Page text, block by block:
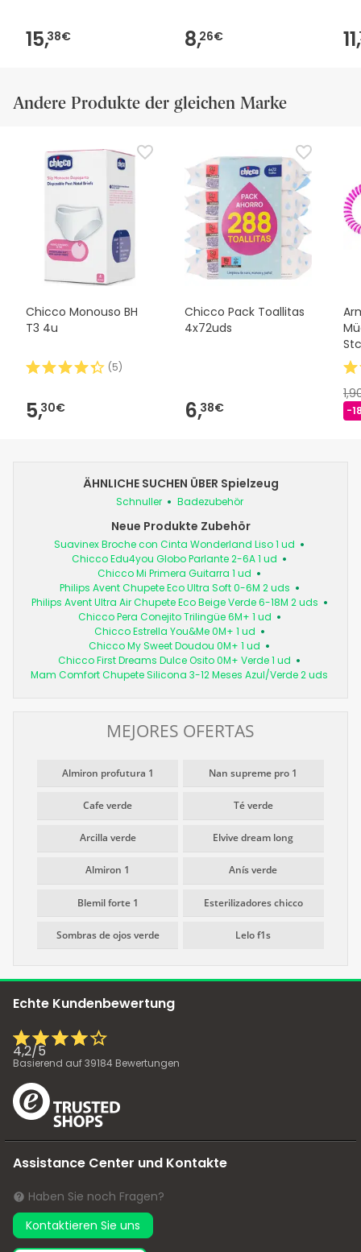
15,38€ 8,26€ 11,
Andere Produkte der gleichen Marke
Chicco Monouso BH
T3 4u
(5)
5,30€
Chicco Pack Toallitas
4x72uds
6,38€ -
ÄHNLICHE SUCHEN ÜBER Spielzeug
Schnuller Badezubehör
Neue Produkte Zubehör
Suavinex Broche con Cinta Wonderland Liso 1 ud
Chicco Edu4you Globo Parlante 2-6A 1 ud
Chicco Mi Primera Guitarra 1 ud
Philips Avent Chupete Eco Ultra Soft 0-6M 2 uds
Philips Avent Ultra Air Chupete Eco Beige Verde 6-18M 2 uds
Chicco Pera Conejito Trilingüe 6M+ 1 ud
Chicco Estrella You&Me 0M+ 1 ud
Chicco My Sweet Doudou 0M+ 1 ud
Chicco First Dreams Dulce Osito 0M+ Verde 1 ud
Mam Comfort Chupete Silicona 3-12 Meses Azul/Verde 2 uds
MEJORES OFERTAS
Almiron profutura 1 Nan supreme pro 1
Cafe verde Té verde
Arcilla verde Elvive dream long
Almiron 1 Anís verde
Blemil forte 1 Esterilizadores chicco
Sombras de ojos verde Lelo f1s
Echte Kundenbewertung
4,2/5
Basierend auf39184 Bewertungen
Assistance Center und Kontakte
Haben Sie noch Fragen?
Kontaktieren Sie uns